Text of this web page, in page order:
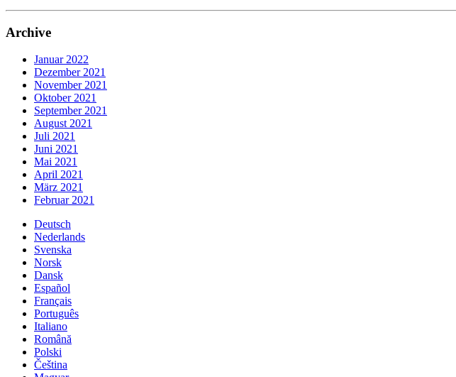
Archive
Januar 2022
Dezember 2021
November 2021
Oktober 2021
September 2021
August 2021
Juli 2021
Juni 2021
Mai 2021
April 2021
März 2021
Februar 2021
Deutsch
Nederlands
Svenska
Norsk
Dansk
Español
Français
Português
Italiano
Română
Polski
Čeština